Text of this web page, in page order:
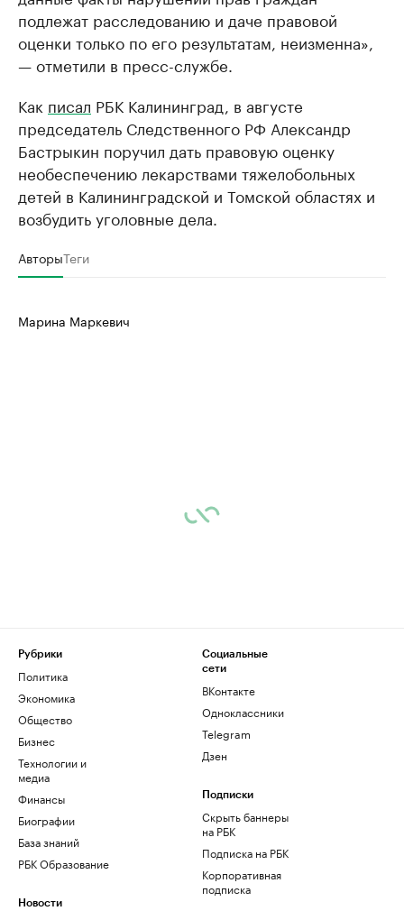
подлежат расследованию и даче правовой
оценки только по его результатам, неизменна»,
— отметили в пресс-службе.
Как писал РБК Калининград, в августе
председатель Следственного РФ Александр
Бастрыкин поручил дать правовую оценку
необеспечению лекарствами тяжелобольных
детей в Калининградской и Томской областях и
возбудить уголовные дела.
АвторыТеги
Марина Маркевич
Рубрики
Политика
Экономика
Общество
Бизнес
Технологии и
медиа
Финансы
Биографии
База знаний
РБК Образование
Новости
Социальные
сети
ВКонтакте
Одноклассники
Telegram
Дзен
Подписки
Скрыть баннеры
на РБК
Подписка на РБК
Корпоративная
подписка